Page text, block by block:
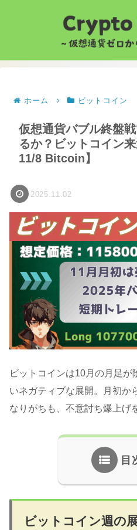
ホーム ビットコイン
仮想通貨バブル終盤
るか？ビットコイン
11/8 Bitcoin】
2025.11.02
ビットコインは10月の月足が
いネガティブな展開。月初か
なりがちも、不意討ち爆上げ
目
ビットコイン週の